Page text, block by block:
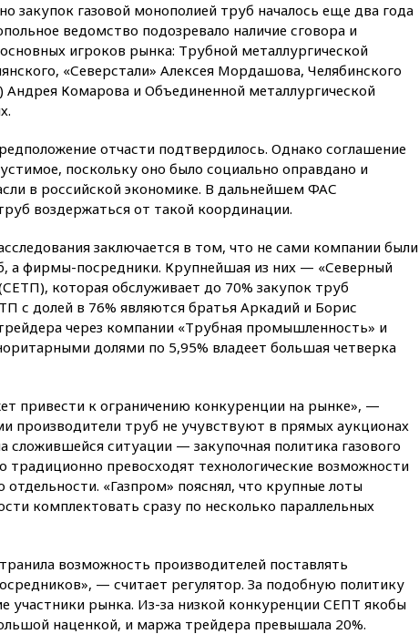
вблизи газопровода в
Болгарии
15:25При атаке БПЛА в
Белгородской области погиб
мирный житель
Турция ограничила
судоходство в Черном море
14:20 Генпрокурором США
стал Тодд Бланш
13:37 Пляжи Геленджика
закрыты из-за опасности БПЛА
13:03Испания ввела
погранконтроль для
итальянских туристов
12:27 Возгорание на Ильском
11:47Суд оставил под
арестом Rolls-Royce блогера
Лерчек
катера и лодки под Самарой
погибли два человека
09:55Силы ПВО перехватили
за утро 85 БПЛА над
территорией РФ
закупок газовой монополией труб началось еще два года
ведомство подозревало наличие сговора и
игроков рынка: Трубной металлургической
«Северстали» Алексея Мордашова, Челябинского
Андрея Комарова и Объединенной металлургической
отчасти подтвердилось. Однако соглашение
поскольку оно было социально оправдано и
в российской экономике. В дальнейшем ФАС
воздержаться от такой координации.
заключается в том, что не сами компании были
а фирмы-посредники. Крупнейшая из них — «Северный
которая обслуживает до 70% закупок труб
с долей в 76% являются братья Аркадий и Борис
через компании «Трубная промышленность» и
долями по 5,95% владеет большая четверка
привести к ограничению конкуренции на рынке», —
производители труб не учувствуют в прямых аукционах
сложившейся ситуации — закупочная политика газового
традиционно превосходят технологические возможности
«Газпром» пояснял, что крупные лоты
комплектовать сразу по несколько параллельных
возможность производителей поставлять
— считает регулятор. За подобную политику
участники рынка. Из-за низкой конкуренции СЕПТ якобы
наценкой, и маржа трейдера превышала 20%.